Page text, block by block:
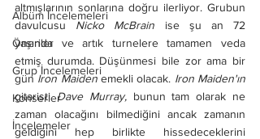
Albüm İncelemeleri
Öneriler
Grup İncelemeleri
Konserler
İncelemeler
altmışlarının sonlarına doğru ilerliyor. Grubun
davulcusu Nicko McBrain ise şu an 72
yaşında ve artık turnelere tamamen veda
etmiş durumda. Düşünmesi bile zor ama bir
gün Iron Maiden emekli olacak. Iron Maiden'ın
gitaristi Dave Murray, bunun tam olarak ne
zaman olacağını bilmediğini ancak zamanın
geldiğini hep birlikte hissedeceklerini